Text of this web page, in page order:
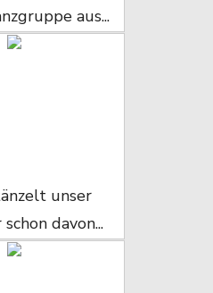
aus...
unser
davon...